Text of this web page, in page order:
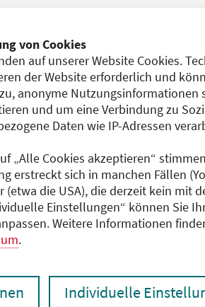
von Cookies
auf unserer Website Cookies.
der Website erforderlich und
anonyme Nutzungsinformationen
und um eine Verbindung zu
Daten wie IP-Adressen
„Alle Cookies akzeptieren“
erstreckt sich in manchen Fällen
(etwa die USA), die derzeit kein mit
Einstellungen“ können Sie
Weitere Informationen
.
Individuelle
Reihe (5)
e. V. (BVhÄ)
e. V. (BVhÄ)